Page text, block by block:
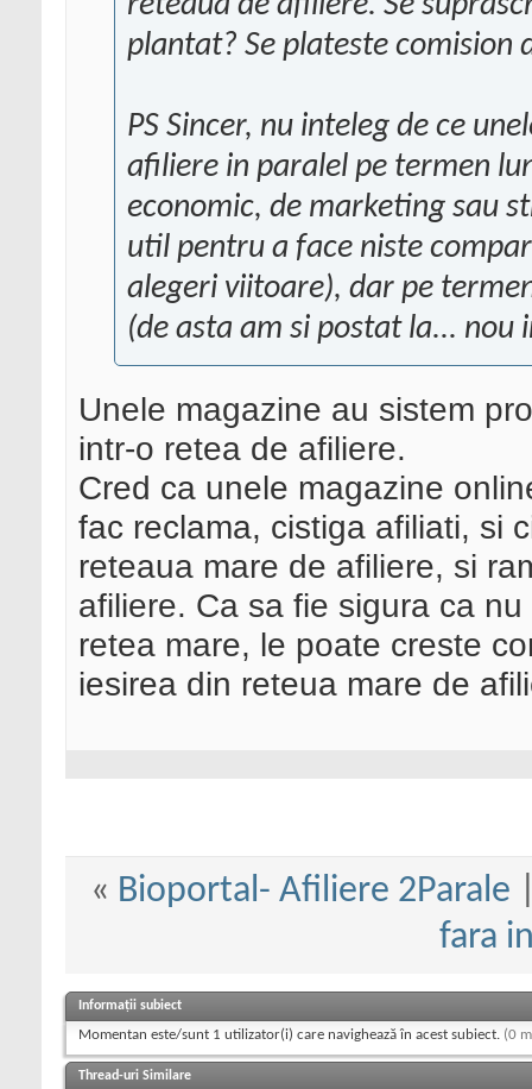
plantat? Se plateste
PS Sincer, nu inteleg de ce
afiliere in paralel pe termen
economic, de marketing sau
util pentru a face niste
alegeri viitoare), dar pe
(de asta am si postat la... nou
Unele magazine au sistem
intr-o retea de afiliere.
Cred ca unele magazine
fac reclama, cistiga afiliati, si
reteaua mare de afiliere, si
afiliere. Ca sa fie sigura ca
retea mare, le poate creste
iesirea din reteua mare de
« Bioportal- Afiliere 2Parale
fara
Informații subiect
Momentan este/sunt 1 utilizator(i) care navighează în acest subiect. (0
Thread-uri Similare